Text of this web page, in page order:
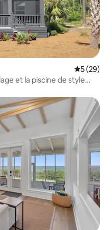
Note
5 (29)
et la piscine de style
les plus aimés